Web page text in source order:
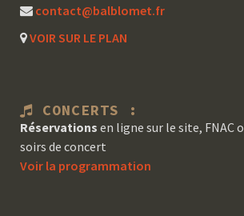
contact@balblomet.fr
VOIR SUR LE PLAN
CONCERTS :
Réservations en ligne sur le site, FNAC
soirs de concert
Voir la programmation